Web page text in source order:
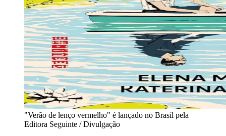
"Verão de lenço vermelho" é lançado no Brasil pela
Editora Seguinte / Divulgação